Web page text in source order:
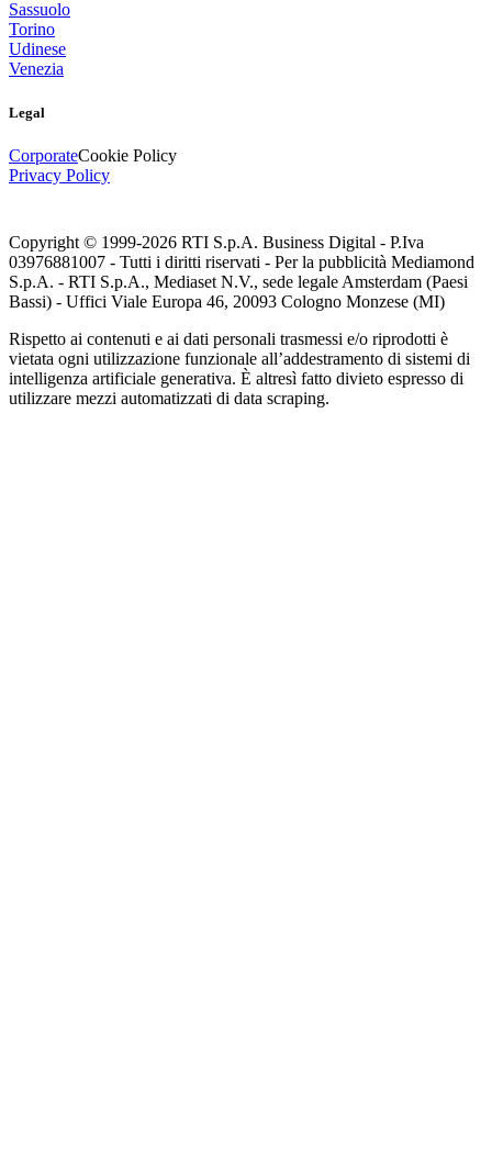
Sassuolo
Torino
Udinese
Venezia
Legal
CorporateCookie Policy
Privacy Policy
Copyright © 1999-2026 RTI S.p.A. Business Digital - P.Iva
03976881007 - Tutti i diritti riservati - Per la pubblicità Mediamond
S.p.A. - RTI S.p.A., Mediaset N.V., sede legale Amsterdam (Paesi
Bassi) - Uffici Viale Europa 46, 20093 Cologno Monzese (MI)
Rispetto ai contenuti e ai dati personali trasmessi e/o riprodotti è
vietata ogni utilizzazione funzionale all’addestramento di sistemi di
intelligenza artificiale generativa. È altresì fatto divieto espresso di
utilizzare mezzi automatizzati di data scraping.